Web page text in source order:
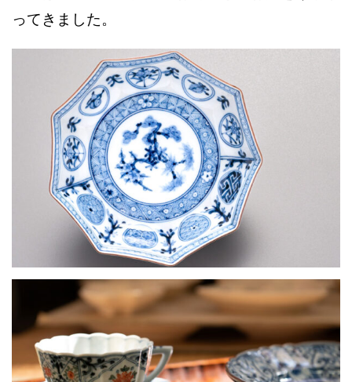
ってきました。